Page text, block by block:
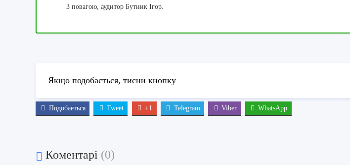
З повагою, аудитор Бутник Ігор.
Якщо подобається, тисни кнопку
Подобаеться Tweet +1 Telegram Viber WhatsApp
Коментарі (0)